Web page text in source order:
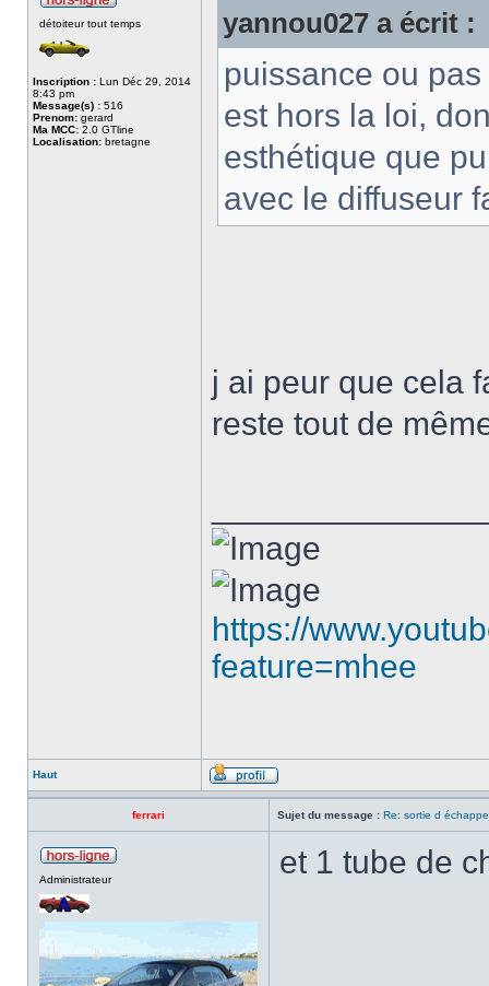
détoiteur tout temps
Inscription : Lun Déc 29, 2014
8:43 pm
Message(s) : 516
Prenom: gerard
Ma MCC: 2.0 GTline
Localisation: bretagne
yannou027 a écrit :
puissance ou
est hors la loi,
esthétique que
avec le diffuseur
j ai peur que cela
reste tout de
https://
feature=mhee
Haut
ferrari Sujet du message : Re: sortie d
Administrateur et 1 tube de